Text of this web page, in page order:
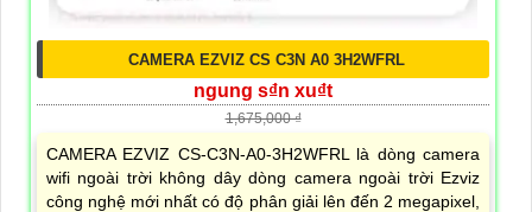
CAMERA EZVIZ CS C3N A0 3H2WFRL
ngung s₫n xu₫t
1,675,000 ₫
CAMERA EZVIZ CS-C3N-A0-3H2WFRL là dòng camera
wifi ngoài trời không dây dòng camera ngoài trời Ezviz
công nghệ mới nhất có độ phân giải lên đến 2 megapixel,